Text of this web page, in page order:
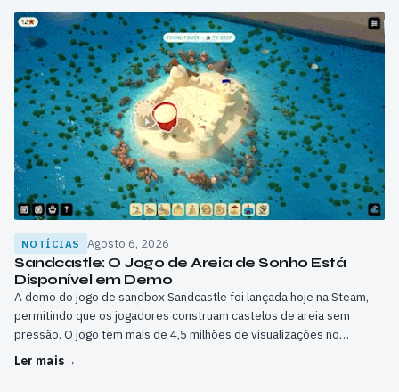
NOTÍCIAS Agosto 6, 2026
Sandcastle: O Jogo de Areia de Sonho Está
Disponível em Demo
A demo do jogo de sandbox Sandcastle foi lançada hoje na Steam,
permitindo que os jogadores construam castelos de areia sem
pressão. O jogo tem mais de 4,5 milhões de visualizações no
Instagram e 185.000 lista de desejos na Steam.
Ler mais→